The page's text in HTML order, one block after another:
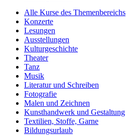
Alle Kurse des Themenbereichs
Konzerte
Lesungen
Ausstellungen
Kulturgeschichte
Theater
Tanz
Musik
Literatur und Schreiben
Fotografie
Malen und Zeichnen
Kunsthandwerk und Gestaltung
Textilien, Stoffe, Garne
Bildungsurlaub